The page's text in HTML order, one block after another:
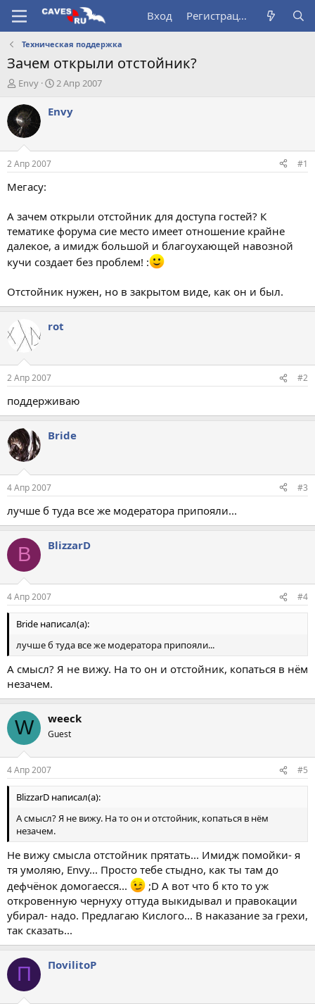
Вход Регистрация
Техническая поддержка
Зачем открыли отстойник?
А
т
о
р
т
м
ы
Envy
Д
т
а
2 Апр 2007
Envy
2 Апр 2007 #1
Мегасу:
А зачем открыли отстойник для доступа гостей? К
тематике форума сие место имеет отношение крайне
далекое, а имидж большой и благоухающей навозной
кучи создает без проблем! :
Отстойник нужен, но в закрытом виде, как он и был.
rot
2 Апр 2007 #2
поддерживаю
Bride
4 Апр 2007 #3
лучше б туда все же модератора припояли...
B BlizzarD
4 Апр 2007 #4
Bride написал(а):
лучше б туда все же модератора припояли...
А смысл? Я не вижу. На то он и отстойник, копаться в нём
незачем.
W weeck
Guest
4 Апр 2007 #5
BlizzarD написал(а):
А смысл? Я не вижу. На то он и отстойник, копаться в нём
незачем.
Не вижу смысла отстойник прятать... Имидж помойки- я
тя умоляю, Envy... Просто тебе стыдно, как ты там до
дефчёнок домогаесся...
;D А вот что б кто то уж
откровенную чернуху оттуда выкидывал и правокации
убирал- надо. Предлагаю Кислого... В наказание за грехи,
так сказать...
П ПоvilitоР